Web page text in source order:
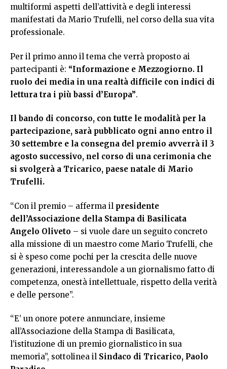
multiformi aspetti dell’attività e degli interessi
manifestati da Mario Trufelli, nel corso della sua vita
professionale.
Per il primo anno il tema che verrà proposto ai
partecipanti è: “Informazione e Mezzogiorno. Il
ruolo dei media in una realtà difficile con indici di
lettura tra i più bassi d’Europa”.
Il bando di concorso, con tutte le modalità per la
partecipazione, sarà pubblicato ogni anno entro il
30 settembre e la consegna del premio avverrà il 3
agosto successivo, nel corso di una cerimonia che
si svolgerà a Tricarico, paese natale di Mario
Trufelli.
“Con il premio – afferma il presidente
dell’Associazione della Stampa di Basilicata
Angelo Oliveto – si vuole dare un seguito concreto
alla missione di un maestro come Mario Trufelli, che
si è speso come pochi per la crescita delle nuove
generazioni, interessandole a un giornalismo fatto di
competenza, onestà intellettuale, rispetto della verità
e delle persone”.
“E’ un onore potere annunciare, insieme
all’Associazione della Stampa di Basilicata,
l’istituzione di un premio giornalistico in sua
memoria”, sottolinea il Sindaco di Tricarico, Paolo